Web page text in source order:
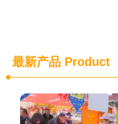
最新产品 Product